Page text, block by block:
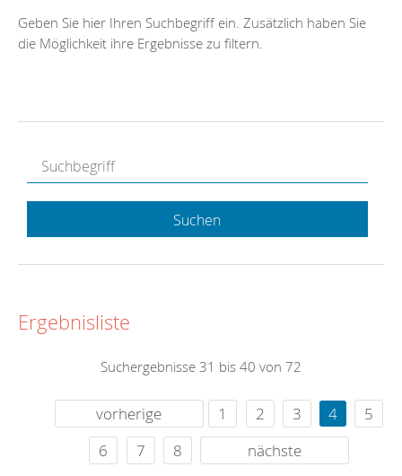
Geben Sie hier Ihren Suchbegriff ein. Zusätzlich haben Sie
die Möglichkeit ihre Ergebnisse zu filtern.
Suchen
Ergebnisliste
Suchergebnisse 31 bis 40 von 72
vorherige 1 2 3 4
5
6
7 8 nächste